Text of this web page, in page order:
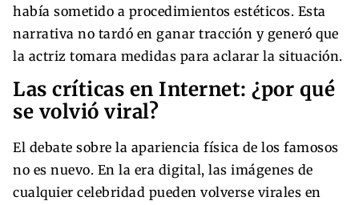
había sometido a procedimientos estéticos. Esta
narrativa no tardó en ganar tracción y generó que
la actriz tomara medidas para aclarar la situación.
Las críticas en Internet: ¿por qué
se volvió viral?
El debate sobre la apariencia física de los famosos
no es nuevo. En la era digital, las imágenes de
cualquier celebridad pueden volverse virales en